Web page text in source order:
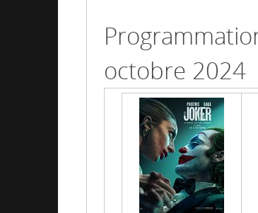
octobre 2024